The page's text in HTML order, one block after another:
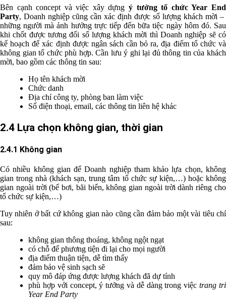
Bên cạnh concept và việc xây dựngý tưởng tổ chức Year End
Party, Doanh nghiệp cũng cần xác định được số lượng khách mời –
những người mà ảnh hưởng trực tiếp đến bữa tiệc ngày hôm đó. Sau
khi chốt được tương đối số lượng khách mời thì Doanh nghiệp sẽ có
kế hoạch để xác định được ngân sách cần bỏ ra, địa điểm tổ chức và
không gian tổ chức phù hợp. Cần lưu ý ghi lại đủ thông tin của khách
mời, bao gồm các thông tin sau:
Họ tên khách mời
Chức danh
Địa chỉ công ty, phòng ban làm việc
Số điện thoại, email, các thông tin liên hệ khác
2.4 Lựa chọn không gian, thời gian
2.4.1 Không gian
Có nhiều không gian để Doanh nghiệp tham khảo lựa chọn, không
gian trong nhà (khách sạn, trung tâm tổ chức sự kiện,…) hoặc không
gian ngoài trời (bể bơi, bãi biển, không gian ngoài trời dành riêng cho
tổ chức sự kiện,…)
Tuy nhiên ở bất cứ không gian nào cũng cần đảm bảo một vài tiêu chí
sau:
không gian thông thoáng, không ngột ngạt
có chỗ để phương tiện đi lại cho mọi người
địa điểm thuận tiện, dễ tìm thấy
đảm bảo vệ sinh sạch sẽ
quy mô đáp ứng được lượng khách đã dự tính
phù hợp với concept, ý tưởng và dễ dàng trong việctrang trí
Year End Party